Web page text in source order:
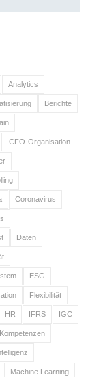
Analytics
Berichte
CFO-Organisation
Coronavirus
Daten
ESG
Flexibilität
HR IFRS IGC
Kompetenzen
Machine Learning